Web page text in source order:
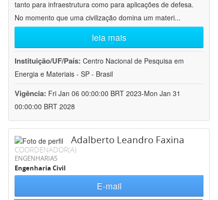
tanto para infraestrutura como para aplicações de defesa.
No momento que uma civilização domina um materi...
leia mais
Instituição/UF/País: Centro Nacional de Pesquisa em
Energia e Materiais - SP - Brasil
Vigência: Fri Jan 06 00:00:00 BRT 2023-Mon Jan 31
00:00:00 BRT 2028
Adalberto Leandro Faxina
COORDENADOR(A)
ENGENHARIAS
Engenharia Civil
E-mail